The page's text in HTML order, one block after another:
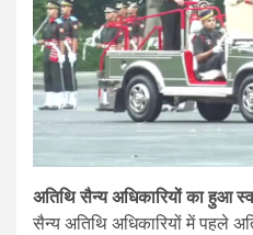
आईएमए की पासिंग आउट परेड:
बजे IMA पासिंग आउट परेड की
अतिथि सैन्य अधिकारियों का हुआ
सैन्य अतिथि अधिकारियों में पहले